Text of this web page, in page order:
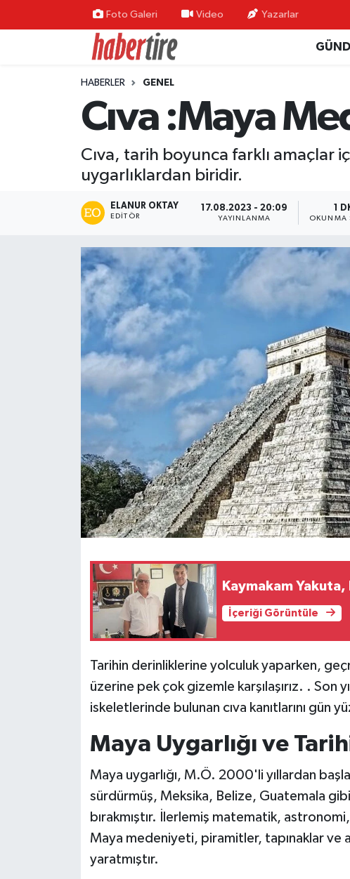
Foto Galeri Video Yazarlar
HABERLER GENEL
Cıva :Maya
Cıva, tarih boyunca farklı amaçlar
uygarlıklardan biridir.
ELANUR OKTAY
EDITÖR
17.08.2023 - 20:09
YAYINLANMA
1
OKUNMA
Kaymakam
İçeriği Görüntüle
Tarihin derinliklerine yolculuk yaparken,
üzerine pek çok gizemle karşılaşırız. . Son
iskeletlerinde bulunan cıva kanıtlarını gün
Maya Uygarlığı ve
Maya uygarlığı, M.Ö. 2000'li yıllardan
sürdürmüş, Meksika, Belize, Guatemala
bırakmıştır. İlerlemiş matematik,
Maya medeniyeti, piramitler, tapınaklar ve
yaratmıştır.
Tire Nöbetçi Eczaneler
Tire Hava Durumu
Tire Trafik Yoğunluk Haritası
Süper Lig Puan Durumu ve Fikstür
Haber Arşivi